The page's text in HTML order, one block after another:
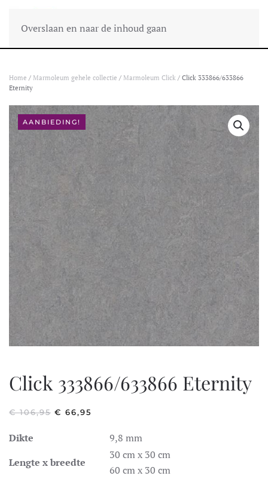
Overslaan en naar de inhoud gaan
Home / Marmoleum gehele collectie / Marmoleum Click / Click 333866/633866
Eternity
AANBIEDING!
Click 333866/633866 Eternity
€106,95 OORSPRONKELIJKE
€ 66,95
€ 66,95.
Dikte
9,8 mm
Lengte x breedte
30 cm x 30 cm
60 cm x 30 cm